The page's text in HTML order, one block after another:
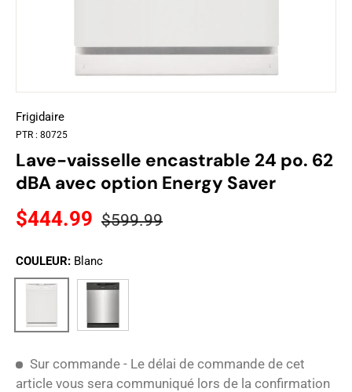
Frigidaire
PTR : 80725
Lave-vaisselle encastrable 24 po. 62
dBA avec option Energy Saver
$444.99 $599.99
COULEUR: Blanc
Blanc Acier inoxydable
Sur commande - Le délai de commande de cet
article vous sera communiqué lors de la confirmation